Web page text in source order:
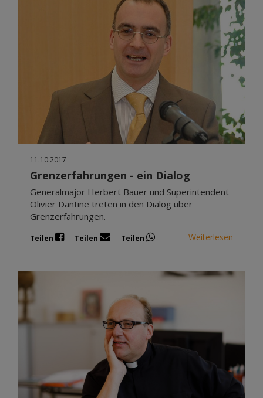
11.10.2017
Grenzerfahrungen - ein Dialog
Generalmajor Herbert Bauer und Superintendent
Olivier Dantine treten in den Dialog über
Grenzerfahrungen.
Teilen Teilen Teilen Weiterlesen